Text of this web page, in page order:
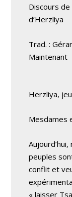
Discours
d’Herzliya
Trad. :
Maintenant
Herzliya,
Mesdames
peuples
conflit et
« laisser